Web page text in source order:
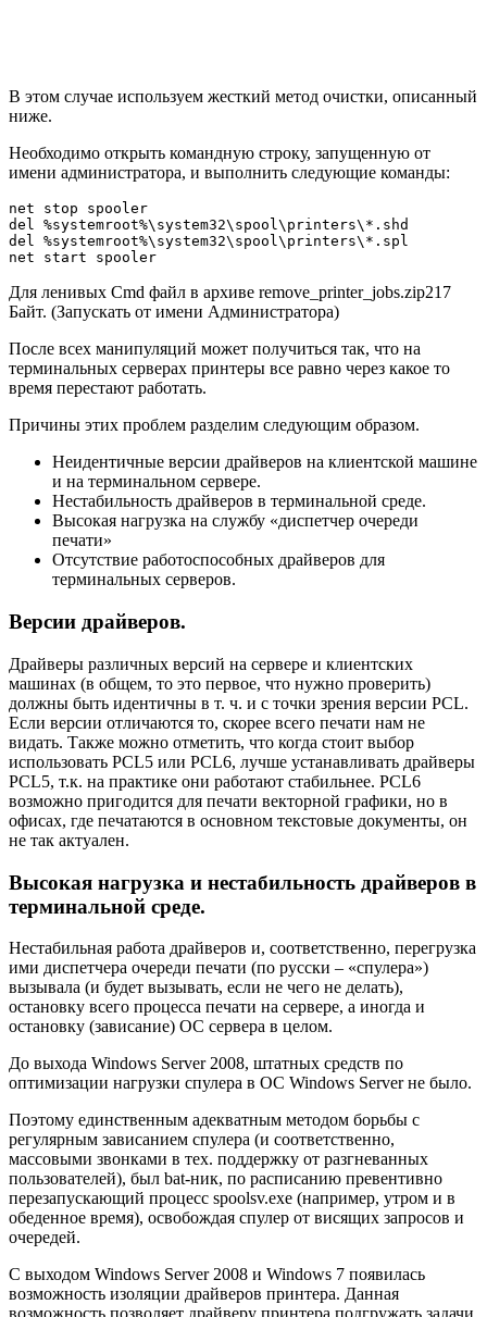
В этом случае используем жесткий метод очистки, описанный
ниже.
Необходимо открыть командную строку, запущенную от
имени администратора, и выполнить следующие команды:
net stop spooler
del %systemroot%\system32\spool\printers\*.shd
del %systemroot%\system32\spool\printers\*.spl
net start spooler
Для ленивых Cmd файл в архиве remove_printer_jobs.zip217
Байт. (Запускать от имени Администратора)
После всех манипуляций может получиться так, что на
терминальных серверах принтеры все равно через какое то
время перестают работать.
Причины этих проблем разделим следующим образом.
Неидентичные версии драйверов на клиентской машине
и на терминальном сервере.
Нестабильность драйверов в терминальной среде.
Высокая нагрузка на службу «диспетчер очереди
печати»
Отсутствие работоспособных драйверов для
терминальных серверов.
Версии драйверов.
Драйверы различных версий на сервере и клиентских
машинах (в общем, то это первое, что нужно проверить)
должны быть идентичны в т. ч. и с точки зрения версии PCL.
Если версии отличаются то, скорее всего печати нам не
видать. Также можно отметить, что когда стоит выбор
использовать PCL5 или PCL6, лучше устанавливать драйверы
PCL5, т.к. на практике они работают стабильнее. PCL6
возможно пригодится для печати векторной графики, но в
офисах, где печатаются в основном текстовые документы, он
не так актуален.
Высокая нагрузка и нестабильность драйверов в
терминальной среде.
Нестабильная работа драйверов и, соответственно, перегрузка
ими диспетчера очереди печати (по русски – «спулера»)
вызывала (и будет вызывать, если не чего не делать),
остановку всего процесса печати на сервере, а иногда и
остановку (зависание) ОС сервера в целом.
До выхода Windows Server 2008, штатных средств по
оптимизации нагрузки спулера в ОС Windows Server не было.
Поэтому единственным адекватным методом борьбы с
регулярным зависанием спулера (и соответственно,
массовыми звонками в тех. поддержку от разгневанных
пользователей), был bat-ник, по расписанию превентивно
перезапускающий процесс spoolsv.exe (например, утром и в
обеденное время), освобождая спулер от висящих запросов и
очередей.
С выходом Windows Server 2008 и Windows 7 появилась
возможность изоляции драйверов принтера. Данная